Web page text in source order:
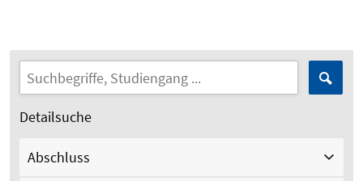
Detailsuche
Abschluss